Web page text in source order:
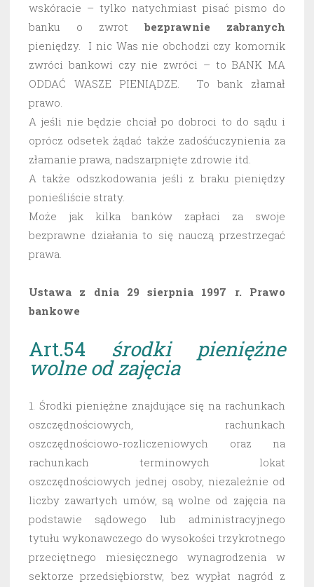
wskóracie – tylko natychmiast pisać pismo do
banku o zwrot bezprawnie
zabranych
pieniędzy. I nic Was nie obchodzi czy komornik
zwróci bankowi czy nie zwróci – to BANK MA
ODDAĆ WASZE PIENIĄDZE. To bank złamał
prawo.
A jeśli nie będzie chciał po dobroci to do sądu i
oprócz odsetek żądać także zadośćuczynienia za
złamanie prawa, nadszarpnięte zdrowie itd.
A także odszkodowania jeśli z braku pieniędzy
ponieśliście straty.
Może jak kilka banków zapłaci za swoje
bezprawne działania to się nauczą przestrzegać
prawa.
Ustawa z dnia 29 sierpnia 1997 r. Prawo
bankowe
Art.54 środki pieniężne
wolne od zajęcia
1. Środki pieniężne znajdujące się na rachunkach
oszczędnościowych, rachunkach
oszczędnościowo-rozliczeniowych oraz na
rachunkach terminowych lokat
oszczędnościowych jednej osoby, niezależnie od
liczby zawartych umów, są wolne od zajęcia na
podstawie sądowego lub administracyjnego
tytułu wykonawczego do wysokości trzykrotnego
przeciętnego miesięcznego wynagrodzenia w
sektorze przedsiębiorstw, bez wypłat nagród z